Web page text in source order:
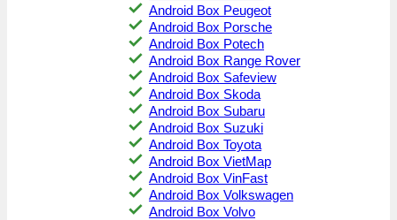
Android Box Peugeot
Android Box Porsche
Android Box Potech
Android Box Range Rover
Android Box Safeview
Android Box Skoda
Android Box Subaru
Android Box Suzuki
Android Box Toyota
Android Box VietMap
Android Box VinFast
Android Box Volkswagen
Android Box Volvo